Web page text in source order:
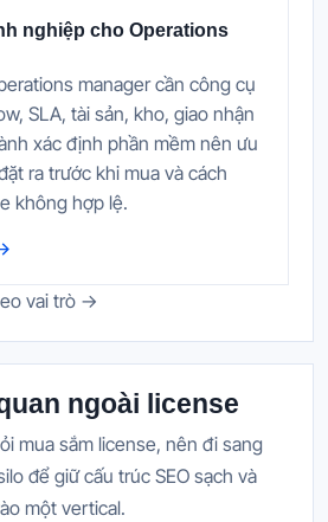
nghiệp cho Operations
manager cần công cụ
SLA, tài sản, kho, giao nhận
xác định phần mềm nên ưu
ra trước khi mua và cách
không hợp lệ.
vai trò →
ngoài license
mua sắm license, nên đi sang
để giữ cấu trúc SEO sạch và
một vertical.